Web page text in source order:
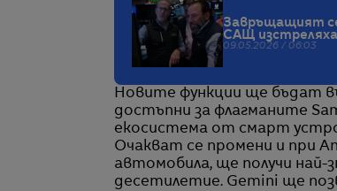
Завръщащият
САЩ
09.05.2026 / 06:03
Новите функции ще бъдат
достъпни за флагманите
екосистема от смарт
Очакват се промени и при
автомобила, ще получи най-
десетилетие. Gemini ще